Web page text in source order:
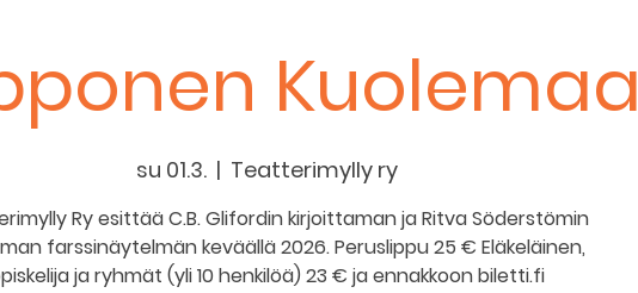
Kuolemaa
su 01.3.
  |
Teatterimylly ry
Ry esittää C.B. Glifordin kirjoittaman ja Ritva Söderstömin
farssinäytelmän keväällä 2026. Peruslippu 25 € Eläkeläinen,
ja ryhmät (yli 10 henkilöä) 23 € ja ennakkoon biletti.fi